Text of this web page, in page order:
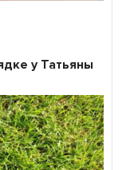
у Татьяны